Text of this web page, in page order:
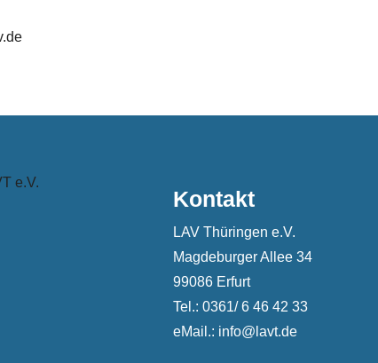
Kontakt
LAV Thüringen e.V.
Magdeburger Allee 34
99086 Erfurt
Tel.: 0361/ 6 46 42 33
eMail.: info@lavt.de